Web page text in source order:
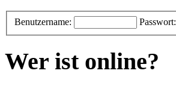
Benutzername: Passwort:
Wer ist online?